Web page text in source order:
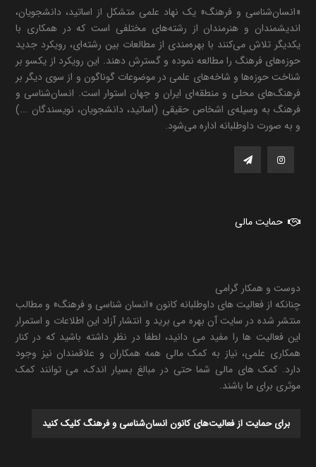
«انسان‌شناسی و فرهنگ» یک نهاد علمی متشکل از اساتید، دانشجویان،
اندیشمندان و هنرمندان از رشته‌های مختلفی است که در همکاری با
یکدیگر تلاش می‌کنند با بهره‌مندی از مطالعات بین رشته‌ای، رویکرد جدید
حوزه‌های فرهنگ را مطالعه نموده و گسترش دهند. این رویکرد از یکسو بر
شناخت حوزه‌ها و شاخه‌های علمی در موضوعات گوناگون و از سوی دیگر بر
فرهنگ‌های محلی و منطقه‌ای ایران و جهان استوار است. انسان‌شناسی و
فرهنگ به وسیله‌ی اشخاص حقیقی (اساتید، دانشجویان، نویسندگان ...)
و به صورت داوطلبانه اداره می‌شود.
حمایت مالی
دوست و همکار گرامی
چنانکه از فعالیت های داوطلبانه کانون «انسان شناسی و فرهنگ» و مطالب
منتشر شده در سایت آن بهره می برید و انتشار آزاد این اطلاعات و استمرار
این فعالیت ها را مفید می دانید، لطفا در نظر داشته باشید که در کنار
همکاری علمی، نیاز به کمک مالی همه همکاران و علاقمندان نیز وجود
دارد. کمک های مالی شما حتی در مبالغ بسیار اندک، می توانند کمک
موثری برای ما باشند.
برای حمایت از فعالیت‌های کانون انسان‌شناسی و فرهنگ کلیک کنید